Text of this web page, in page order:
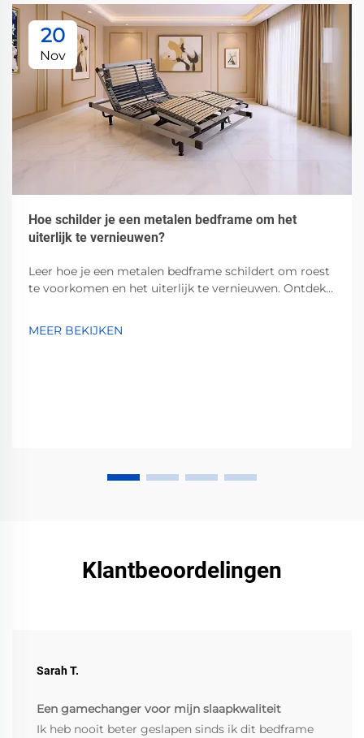
20
Nov
Hoe schilder je een metalen bedframe om het
uiterlijk te vernieuwen?
Leer hoe je een metalen bedframe schildert om roest
te voorkomen en het uiterlijk te vernieuwen. Ontdek
professionele resultaten. Begin vandaag nog!
MEER BEKIJKEN
Klantbeoordelingen
Sarah T.
Een gamechanger voor mijn slaapkwaliteit
Ik heb nooit beter geslapen sinds ik dit bedframe